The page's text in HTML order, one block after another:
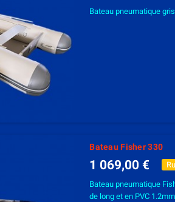
Bateau pneumatique
Bateau Fisher 330
1 069,00 €
Bateau pneumatique
de long et en PVC